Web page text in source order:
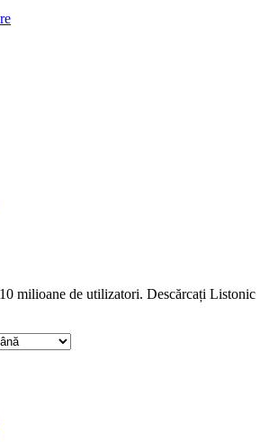
milioane de utilizatori. Descărcați Listonic